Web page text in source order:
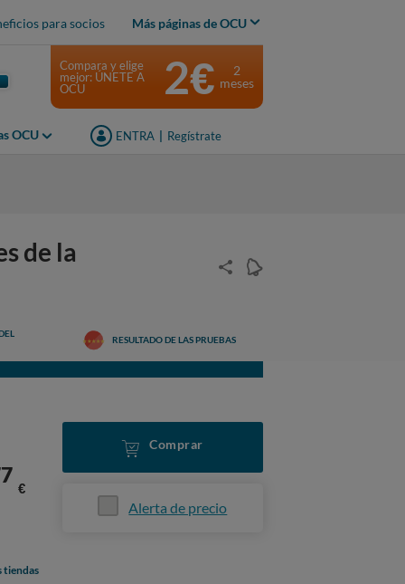
para socios Más páginas de OCU
OCU ENTRA Regístrate
Compara y elige
mejor: ÚNETE A
OCU
2€
2
meses
de la
RESULTADO DE LAS PRUEBAS
€
Comprar
Alerta de precio
tiendas